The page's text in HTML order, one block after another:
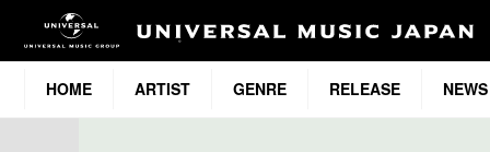
HOME ARTIST GENRE RELEASE NEWS